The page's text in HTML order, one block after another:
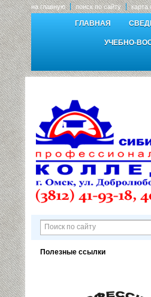
на главную поиск по сайту карта
ГЛАВНАЯ
УЧЕБНО-
Полезные ссылки